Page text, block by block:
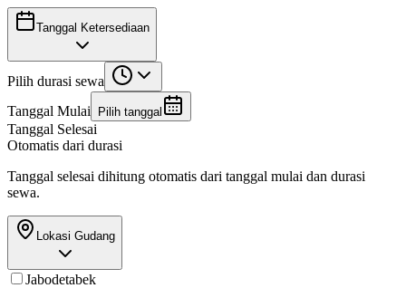
Tanggal Ketersediaan
Pilih durasi sewa
Tanggal Mulai
Pilih tanggal
Tanggal Selesai
Otomatis dari durasi
Tanggal selesai dihitung otomatis dari tanggal mulai dan durasi
sewa.
Lokasi Gudang
Jabodetabek